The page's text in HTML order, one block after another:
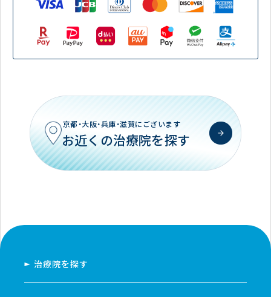
京都・大阪・兵庫・滋賀にございます
お近くの治療院を探す
治療院を探す